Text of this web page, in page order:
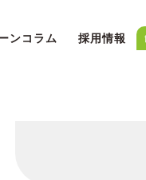
ンコラム 採用情報